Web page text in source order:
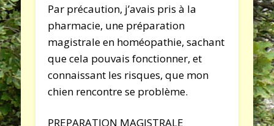
Par précaution, j’avais pris à la
pharmacie, une préparation
magistrale en homéopathie, sachant
que cela pouvais fonctionner, et
connaissant les risques, que mon
chien rencontre se problème.
PREPARATION MAGISTRALE